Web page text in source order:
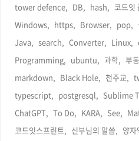
tower defence, DB, hash, 코드잇
Windows, https, Browser, pop,
Java, search, Converter, Linux,
Programming, ubuntu, 과학, 부
markdown, Black Hole, 천주교,
typescript, postgresql, Sublime
ChatGPT, To Do, KARA, See,
코드잇스프린트, 신부님의 말씀, 양자